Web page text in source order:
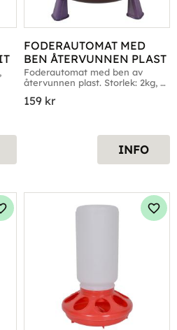
FODERAUTOMAT MED
BEN ÅTERVUNNEN PLAST
Foderautomat med ben av
återvunnen plast. Storlek: 2kg,
159 kr
INFO
Lägg till i favoriter